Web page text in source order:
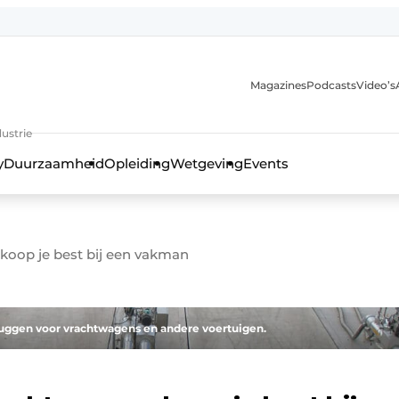
MagazinesPodcastsVideo’s
DuurzaamheidOpleidingWetgevingEvents
je best bij een vakman
voor vrachtwagens en andere voertuigen.